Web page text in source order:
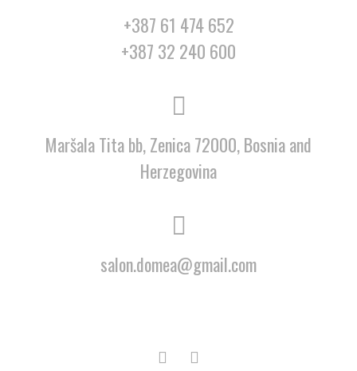
+387 61 474 652
+387 32 240 600
Maršala Tita bb, Zenica 72000, Bosnia and
Herzegovina
salon.domea@gmail.com